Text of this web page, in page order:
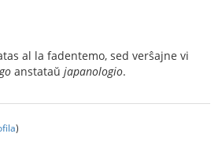
al la fadentemo, sed verŝajne vi
anstataŭ japanologio.
)